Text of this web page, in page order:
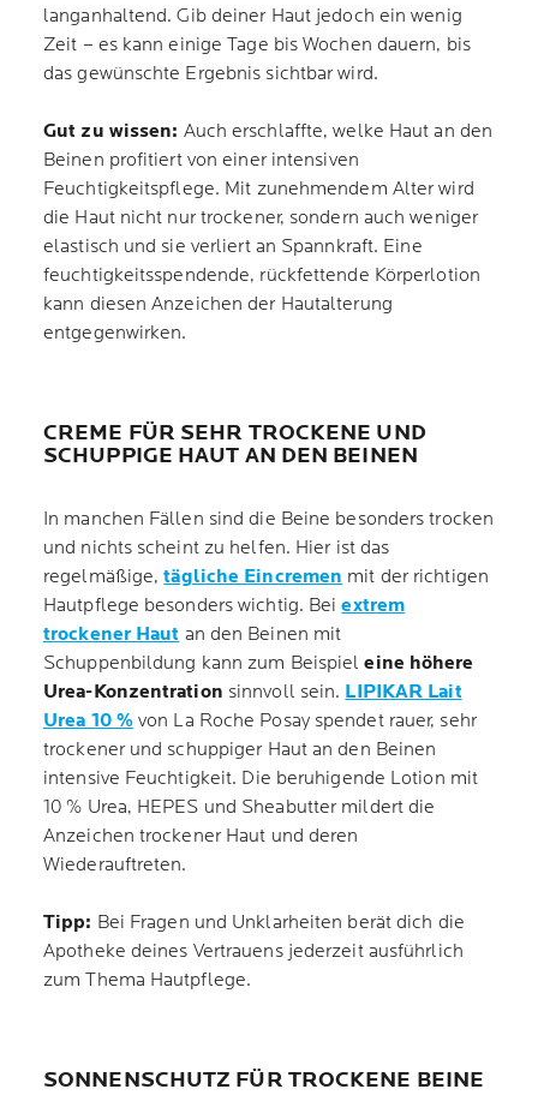
langanhaltend. Gib deiner Haut jedoch ein wenig
Zeit – es kann einige Tage bis Wochen dauern, bis
das gewünschte Ergebnis sichtbar wird.
Gut zu wissen: Auch erschlaffte, welke Haut an den
Beinen profitiert von einer intensiven
Feuchtigkeitspflege. Mit zunehmendem Alter wird
die Haut nicht nur trockener, sondern auch weniger
elastisch und sie verliert an Spannkraft. Eine
feuchtigkeitsspendende, rückfettende Körperlotion
kann diesen Anzeichen der Hautalterung
entgegenwirken.
CREME FÜR SEHR TROCKENE UND
SCHUPPIGE HAUT AN DEN BEINEN
In manchen Fällen sind die Beine besonders trocken
und nichts scheint zu helfen. Hier ist das
regelmäßige,tägliche Eincremen mit der richtigen
Hautpflege besonders wichtig. Beiextrem
trockener Haut an den Beinen mit
Schuppenbildung kann zum Beispieleine höhere
Urea-Konzentration sinnvoll sein. LIPIKAR Lait
Urea 10 %von La Roche Posay spendet rauer, sehr
trockener und schuppiger Haut an den Beinen
intensive Feuchtigkeit. Die beruhigende Lotion mit
10 % Urea, HEPES und Sheabutter mildert die
Anzeichen trockener Haut und deren
Wiederauftreten.
Tipp: Bei Fragen und Unklarheiten berät dich die
Apotheke deines Vertrauens jederzeit ausführlich
zum Thema Hautpflege.
SONNENSCHUTZ FÜR TROCKENE BEINE